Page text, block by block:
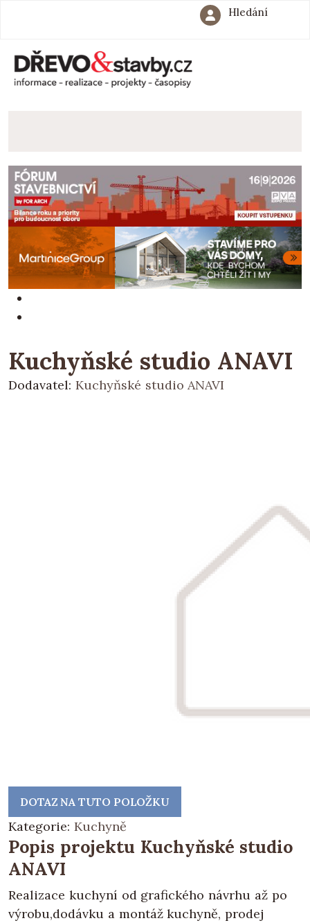
Hledání
Kuchyňské studio ANAVI
Dodavatel: Kuchyňské studio ANAVI
DOTAZ NA TUTO POLOŽKU
Kategorie: Kuchyně
Popis projektu Kuchyňské studio
ANAVI
Realizace kuchyní od grafického návrhu až po
výrobu,dodávku a montáž kuchyně, prodej